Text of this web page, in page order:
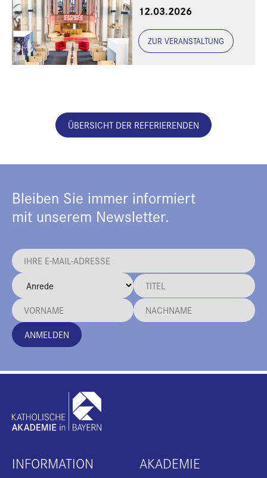
12.03.2026
ZUR VERANSTALTUNG
ÜBERSICHT DER REFERIERENDEN
Bleiben Sie immer informiert
mit unserem Newsletter.
ANMELDEN
INFORMATION AKADEMIE